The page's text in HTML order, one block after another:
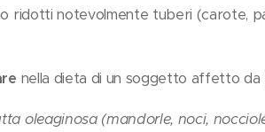
ridotti notevolmente tuberi (carote,
nella dieta di un soggetto affetto da
oleaginosa (mandorle, noci,